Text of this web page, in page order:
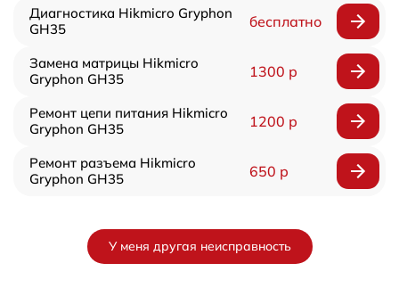
Диагностика Hikmicro Gryphon
GH35
бесплатно
Замена матрицы Hikmicro
Gryphon GH35
1300 р
Ремонт цепи питания Hikmicro
Gryphon GH35
1200 р
Ремонт разъема Hikmicro
Gryphon GH35
650 р
У меня другая неисправность